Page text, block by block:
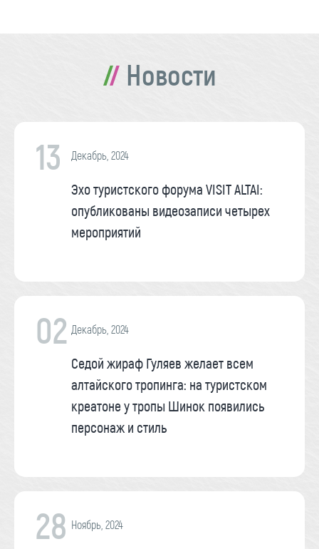
Новости
13 Декабрь, 2024
Эхо туристского форума VISIT ALTAI:
опубликованы видеозаписи четырех
мероприятий
02 Декабрь, 2024
Седой жираф Гуляев желает всем
алтайского тропинга: на туристском
креатоне у тропы Шинок появились
персонаж и стиль
28 Ноябрь, 2024